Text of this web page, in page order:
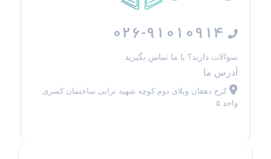
026-91010914
سوالات دارید؟ با ما تماس بگیرید
آدرس ما
کرج دهقان ویلای دوم کوچه شهید ترابی ساختمان کسری
واحد ۵